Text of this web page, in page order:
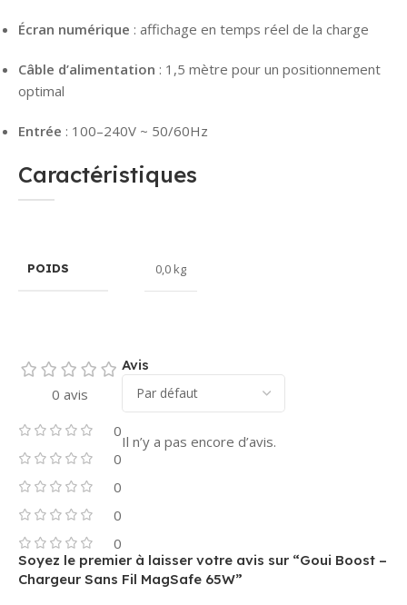
Écran numérique : affichage en temps réel de la charge
Câble d’alimentation : 1,5 mètre pour un positionnement
optimal
Entrée : 100–240V ~ 50/60Hz
Caractéristiques
POIDS 0,0 kg
0 avis
0
0
0
0
0
Avis
Il n’y a pas encore d’avis.
Soyez le premier à laisser votre avis sur “Goui Boost –
Chargeur Sans Fil MagSafe 65W”